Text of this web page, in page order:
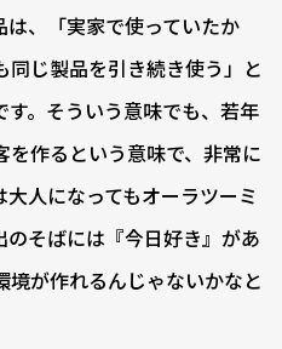
は、「実家で使っていたか
同じ製品を引き続き使う」と
。そういう意味でも、若年
作るという意味で、非常に
人になってもオーラツーミ
そばには『今日好き』があ
が作れるんじゃないかなと